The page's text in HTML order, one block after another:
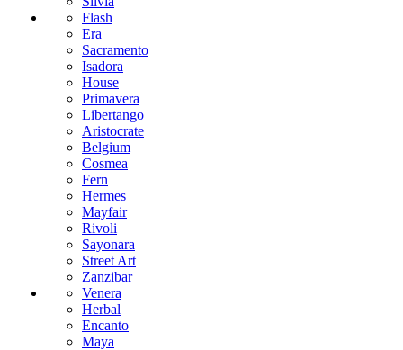
Flash
Era
Sacramento
Isadora
House
Primavera
Libertango
Aristocrate
Belgium
Cosmea
Fern
Hermes
Mayfair
Rivoli
Sayonara
Street Art
Zanzibar
Venera
Herbal
Encanto
Maya